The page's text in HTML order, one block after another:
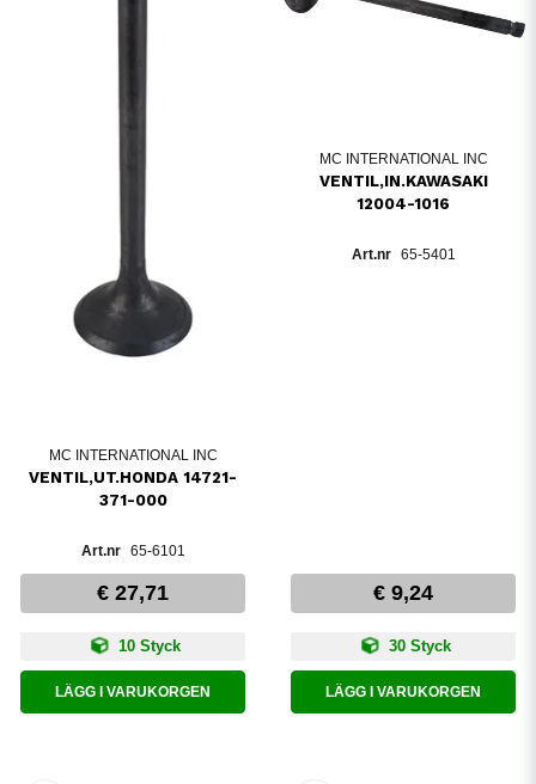
MC INTERNATIONAL INC
VENTIL,UT.HONDA 14721-
371-000
65-6101
€ 27,71
10 Styck
LÄGG I VARUKORGEN
MC INTERNATIONAL INC
VENTIL,IN.KAWASAKI
12004-1016
65-5401
€ 9,24
30 Styck
LÄGG I VARUKORGEN